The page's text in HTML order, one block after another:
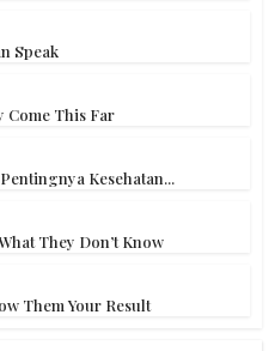
Speak
Come This Far
Kesehatan...
They Don’t Know
Them Your Result